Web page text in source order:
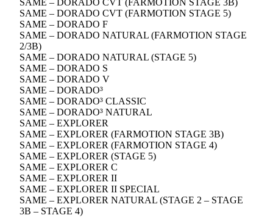
SAME – DORADO CVT (FARMOTION STAGE 5)
SAME – DORADO F
SAME – DORADO NATURAL (FARMOTION STAGE
2/3B)
SAME – DORADO NATURAL (STAGE 5)
SAME – DORADO S
SAME – DORADO V
SAME – DORADO³
SAME – DORADO³ CLASSIC
SAME – DORADO³ NATURAL
SAME – EXPLORER
SAME – EXPLORER (FARMOTION STAGE 3B)
SAME – EXPLORER (FARMOTION STAGE 4)
SAME – EXPLORER (STAGE 5)
SAME – EXPLORER C
SAME – EXPLORER II
SAME – EXPLORER II SPECIAL
SAME – EXPLORER NATURAL (STAGE 2 – STAGE
3B – STAGE 4)